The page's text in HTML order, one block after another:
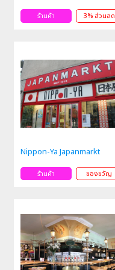
ร้านค้า 3% ส่วนลด
Nippon-Ya Japanmarkt
ร้านค้า ของขวัญ